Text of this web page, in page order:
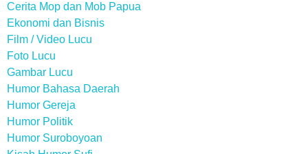
Cerita Mop dan Mob Papua
Ekonomi dan Bisnis
Film / Video Lucu
Foto Lucu
Gambar Lucu
Humor Bahasa Daerah
Humor Gereja
Humor Politik
Humor Suroboyoan